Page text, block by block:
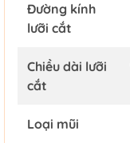
Đường kính
lưỡi cắt
Chiều dài lưỡi
cắt
Loại mũi